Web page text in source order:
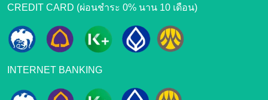
CREDIT CARD (ผ่อนชำระ 0% นาน 10 เดือน)
INTERNET BANKING